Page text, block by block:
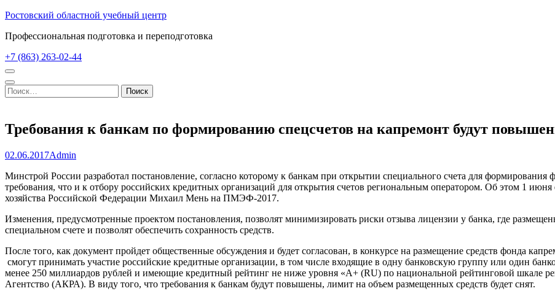
Перейти
содержимому
Enter)
Ростовский областной учебный центр
Профессиональная подготовка и переподготовка
+7 (863) 263-02-44
Найти:
Требования к банкам по формированию спецсчетов на капремонт будут
02.06.2017Admin
Минстрой России разработал постановление, согласно которому к банкам при открытии специального счета для формирования
требования, что и к отбору российских кредитных организаций для открытия счетов региональным оператором. Об этом 1
хозяйства Российской Федерации Михаил Мень на ПМЭФ-2017.
Изменения, предусмотренные проектом постановления, позволят минимизировать риски отзыва лицензии у банка, где
специальном счете и позволят обеспечить сохранность средств.
После того, как документ пройдет общественные обсуждения и будет согласован, в конкурсе на размещение средств фонда
смогут принимать участие российские кредитные организации, в том числе входящие в одну банковскую группу или один
менее 250 миллиардов рублей и имеющие кредитный рейтинг не ниже уровня «А+ (RU) по национальной рейтинговой шкале
Агентство (АКРА). В виду того, что требования к банкам будут повышены, лимит на объем размещенных средств будет снят.